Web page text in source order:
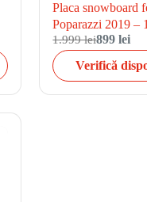
Placa snowboard
Poparazzi 2019 –
1.999 lei899 lei
Verifică